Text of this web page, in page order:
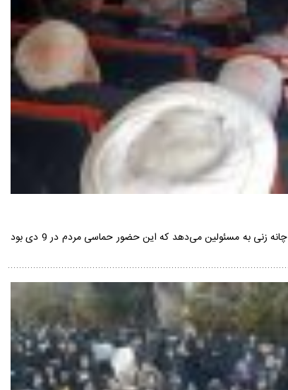
محمد جواد محمودیان مسئول معاونت سیاسی وابستگان ستاد کل سپاه پاسداران انقلاب اسلامی گفت: حضور مردم آنقدر ارزشمند است که توطئه را خنثی می‌کند، قدرت چانه زنی به مسئولین می‌دهد که این حضور حماسی مردم در 9 دی بود